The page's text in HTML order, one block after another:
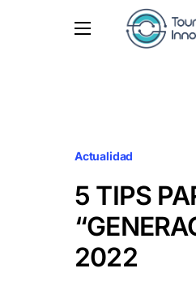
Actualidad
5 TIPS
2022